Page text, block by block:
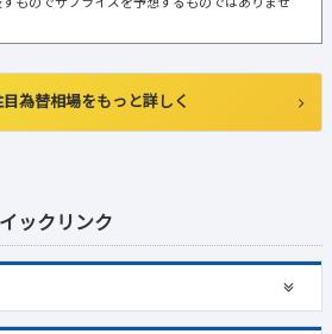
ックリンク
為替相場をもっと詳しく